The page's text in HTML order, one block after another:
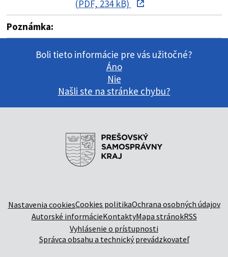
(PDF, 234 kB)
Poznámka:
Boli tieto informácie pre vás užitočné?
Áno
Nie
Našli ste na stránke chybu?
Nastavenia cookiesCookies politikaOchrana osobných údajov
Autorské informácieKontaktyMapa stránokRSS
Vyhlásenie o prístupnosti
Správca obsahu a technický prevádzkovateľ